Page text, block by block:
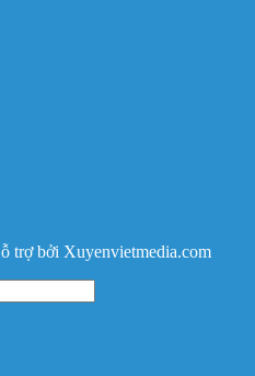
trợ bởi Xuyenvietmedia.com